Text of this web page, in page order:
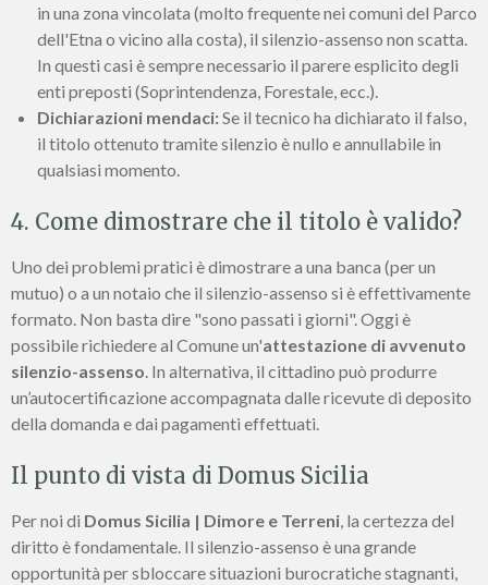
in una zona vincolata (molto frequente nei comuni del Parco
dell'Etna o vicino alla costa), il silenzio-assenso non scatta.
In questi casi è sempre necessario il parere esplicito degli
enti preposti (Soprintendenza, Forestale, ecc.).
Dichiarazioni mendaci:Se il tecnico ha dichiarato il falso,
il titolo ottenuto tramite silenzio è nullo e annullabile in
qualsiasi momento.
4. Come dimostrare che il titolo è valido?
Uno dei problemi pratici è dimostrare a una banca (per un
mutuo) o a un notaio che il silenzio-assenso si è effettivamente
formato. Non basta dire "sono passati i giorni". Oggi è
possibile richiedere al Comune un'attestazione di avvenuto
silenzio-assenso . In alternativa, il cittadino può produrre
un’autocertificazione accompagnata dalle ricevute di deposito
della domanda e dai pagamenti effettuati.
Il punto di vista di Domus Sicilia
Per noi di Domus Sicilia | Dimore e Terreni , la certezza del
diritto è fondamentale. Il silenzio-assenso è una grande
opportunità per sbloccare situazioni burocratiche stagnanti,